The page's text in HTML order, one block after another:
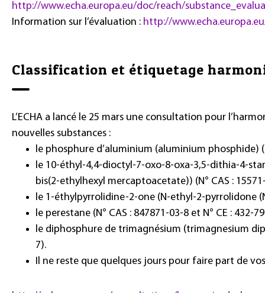
http://www.echa.europa.eu/doc/reach/
Information sur l’évaluation : http://
Classification et étiquetage
L’ECHA a lancé le 25 mars une consultation pour
nouvelles substances :
le phosphure d’aluminium (aluminium phosphide)
le 10-éthyl-4,4-dioctyl-7-oxo-8-oxa-3,5-dithia-4-
bis(2-ethylhexyl mercaptoacetate)) (N° CAS :
le 1-éthylpyrrolidine-2-one (N-ethyl-2-pyrrolidone
le perestane (N° CAS : 847871-03-8 et N° CE : 432-
le diphosphure de trimagnésium (trimagnesium
7).
Il ne reste que quelques jours pour faire part de